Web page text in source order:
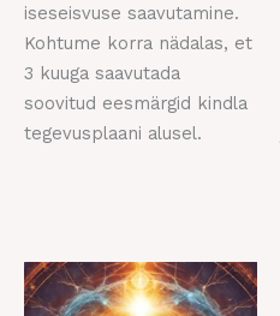
iseseisvuse saavutamine.
Kohtume korra nädalas, et
3 kuuga saavutada
soovitud eesmärgid kindla
tegevusplaani alusel.